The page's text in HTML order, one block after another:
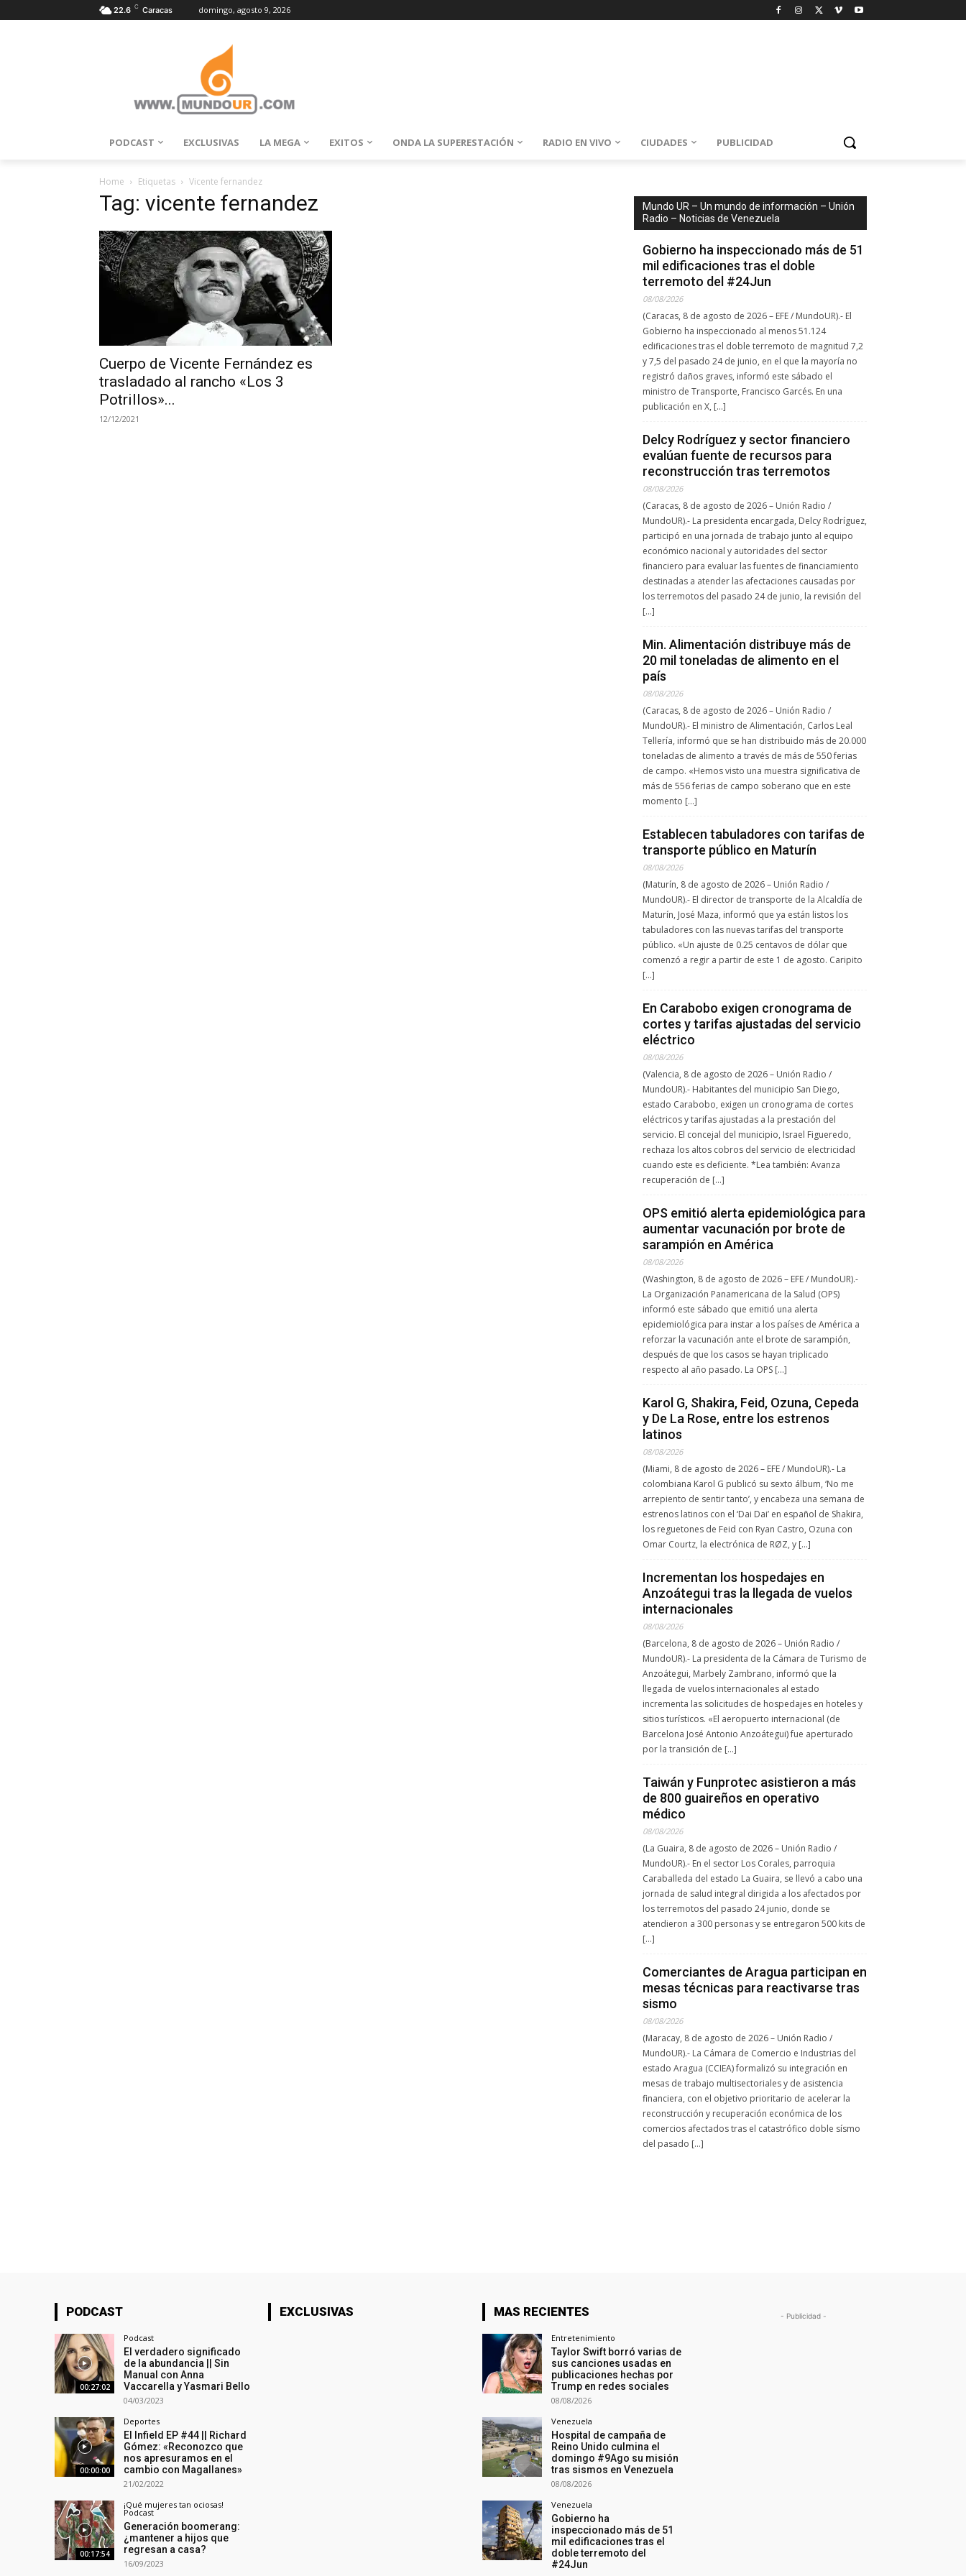
22.6 C Caracas domingo, agosto 9, 2026
PODCAST EXCLUSIVAS LA MEGA EXITOS ONDA LA SUPERESTACIÓN RADIO EN VIVO CIUDADES PUBLICIDAD
Home Etiquetas Vicente fernandez
Tag: vicente fernandez
Cuerpo de Vicente Fernández es
trasladado al rancho «Los 3
Potrillos»...
12/12/2021
Mundo UR – Un mundo de información – Unión
Radio – Noticias de Venezuela
Gobierno ha inspeccionado más de 51
mil edificaciones tras el doble
terremoto del #24Jun
08/08/2026
(Caracas, 8 de agosto de 2026 – EFE / MundoUR).- El
Gobierno ha inspeccionado al menos 51.124
edificaciones tras el doble terremoto de magnitud 7,2
y 7,5 del pasado 24 de junio, en el que la mayoría no
registró daños graves, informó este sábado el
ministro de Transporte, Francisco Garcés. En una
publicación en X, […]
Delcy Rodríguez y sector financiero
evalúan fuente de recursos para
reconstrucción tras terremotos
08/08/2026
(Caracas, 8 de agosto de 2026 – Unión Radio /
MundoUR).- La presidenta encargada, Delcy Rodríguez,
participó en una jornada de trabajo junto al equipo
económico nacional y autoridades del sector
financiero para evaluar las fuentes de financiamiento
destinadas a atender las afectaciones causadas por
los terremotos del pasado 24 de junio, la revisión del
[…]
Min. Alimentación distribuye más de
20 mil toneladas de alimento en el
país
08/08/2026
(Caracas, 8 de agosto de 2026 – Unión Radio /
MundoUR).- El ministro de Alimentación, Carlos Leal
Tellería, informó que se han distribuido más de 20.000
toneladas de alimento a través de más de 550 ferias
de campo. «Hemos visto una muestra significativa de
más de 556 ferias de campo soberano que en este
momento […]
Establecen tabuladores con tarifas de
transporte público en Maturín
08/08/2026
(Maturín, 8 de agosto de 2026 – Unión Radio /
MundoUR).- El director de transporte de la Alcaldía de
Maturín, José Maza, informó que ya están listos los
tabuladores con las nuevas tarifas del transporte
público. «Un ajuste de 0.25 centavos de dólar que
comenzó a regir a partir de este 1 de agosto. Caripito
[…]
En Carabobo exigen cronograma de
cortes y tarifas ajustadas del servicio
eléctrico
08/08/2026
(Valencia, 8 de agosto de 2026 – Unión Radio /
MundoUR).- Habitantes del municipio San Diego,
estado Carabobo, exigen un cronograma de cortes
eléctricos y tarifas ajustadas a la prestación del
servicio. El concejal del municipio, Israel Figueredo,
rechaza los altos cobros del servicio de electricidad
cuando este es deficiente. *Lea también: Avanza
recuperación de […]
OPS emitió alerta epidemiológica para
aumentar vacunación por brote de
sarampión en América
08/08/2026
(Washington, 8 de agosto de 2026 – EFE / MundoUR).-
La Organización Panamericana de la Salud (OPS)
informó este sábado que emitió una alerta
epidemiológica para instar a los países de América a
reforzar la vacunación ante el brote de sarampión,
después de que los casos se hayan triplicado
respecto al año pasado. La OPS […]
Karol G, Shakira, Feid, Ozuna, Cepeda
y De La Rose, entre los estrenos
latinos
08/08/2026
(Miami, 8 de agosto de 2026 – EFE / MundoUR).- La
colombiana Karol G publicó su sexto álbum, ‘No me
arrepiento de sentir tanto’, y encabeza una semana de
estrenos latinos con el ‘Dai Dai’ en español de Shakira,
los reguetones de Feid con Ryan Castro, Ozuna con
Omar Courtz, la electrónica de RØZ, y […]
Incrementan los hospedajes en
Anzoátegui tras la llegada de vuelos
internacionales
08/08/2026
(Barcelona, 8 de agosto de 2026 – Unión Radio /
MundoUR).- La presidenta de la Cámara de Turismo de
Anzoátegui, Marbely Zambrano, informó que la
llegada de vuelos internacionales al estado
incrementa las solicitudes de hospedajes en hoteles y
sitios turísticos. «El aeropuerto internacional (de
Barcelona José Antonio Anzoátegui) fue aperturado
por la transición de […]
Taiwán y Funprotec asistieron a más
de 800 guaireños en operativo
médico
08/08/2026
(La Guaira, 8 de agosto de 2026 – Unión Radio /
MundoUR).- En el sector Los Corales, parroquia
Caraballeda del estado La Guaira, se llevó a cabo una
jornada de salud integral dirigida a los afectados por
los terremotos del pasado 24 junio, donde se
atendieron a 300 personas y se entregaron 500 kits de
[…]
Comerciantes de Aragua participan en
mesas técnicas para reactivarse tras
sismo
08/08/2026
(Maracay, 8 de agosto de 2026 – Unión Radio /
MundoUR).- La Cámara de Comercio e Industrias del
estado Aragua (CCIEA) formalizó su integración en
mesas de trabajo multisectoriales y de asistencia
financiera, con el objetivo prioritario de acelerar la
reconstrucción y recuperación económica de los
comercios afectados tras el catastrófico doble sísmo
del pasado […]
PODCAST
00:27:02
Podcast
El verdadero significado
de la abundancia || Sin
Manual con Anna
Vaccarella y Yasmari Bello
04/03/2023
00:00:00
Deportes
El Infield EP #44 || Richard
Gómez: «Reconozco que
nos apresuramos en el
cambio con Magallanes»
21/02/2022
00:17:54
¡Qué mujeres tan ociosas!
Podcast
Generación boomerang:
¿mantener a hijos que
regresan a casa?
16/09/2023
EXCLUSIVAS MAS RECIENTES
Entretenimiento
Taylor Swift borró varias de
sus canciones usadas en
publicaciones hechas por
Trump en redes sociales
08/08/2026
Venezuela
Hospital de campaña de
Reino Unido culmina el
domingo #9Ago su misión
tras sismos en Venezuela
08/08/2026
Venezuela
Gobierno ha
inspeccionado más de 51
mil edificaciones tras el
doble terremoto del
#24Jun
- Publicidad -